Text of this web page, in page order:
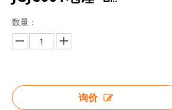
数量：
询价